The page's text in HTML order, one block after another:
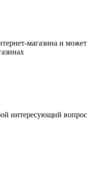
магазина и может
интересующий вопрос